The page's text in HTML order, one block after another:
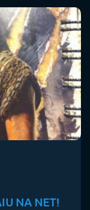
NA NET!